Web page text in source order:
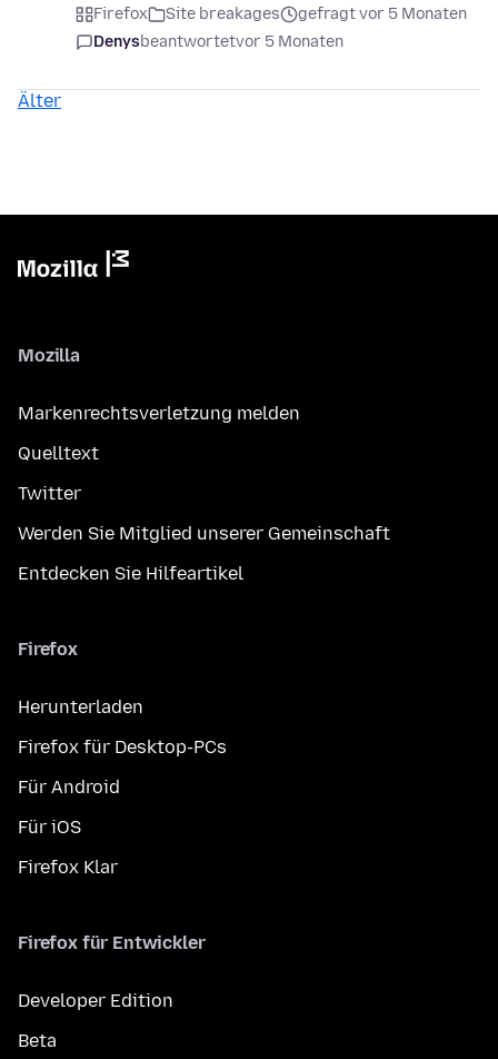
Firefox Site breakages
gefragt vor 5 Monaten
Denysbeantwortetvor 5 Monaten
Älter
Mozilla
Markenrechtsverletzung melden
Quelltext
Twitter
Werden Sie Mitglied unserer Gemeinschaft
Entdecken Sie Hilfeartikel
Firefox
Herunterladen
Firefox für Desktop-PCs
Für Android
Für iOS
Firefox Klar
Firefox für Entwickler
Developer Edition
Beta